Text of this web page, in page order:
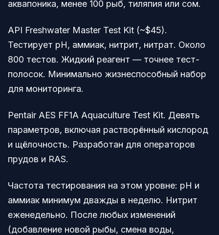
аквапоника, менее 100 рыб, тиляпия или сом.
API Freshwater Master Test Kit (~$45).
Тестирует pH, аммиак, нитрит, нитрат. Около
800 тестов. Жидкий реагент — точнее тест-
полосок. Минимально жизнеспособный набор
для мониторинга.
Pentair AES FF1A Aquaculture Test Kit. Девять
параметров, включая растворённый кислород
и щёлочность. Разработан для операторов
прудов и RAS.
Частота тестирования на этом уровне: pH и
аммиак минимум дважды в неделю. Нитрит
еженедельно. После любых изменений
(добавление новой рыбы, смена воды,